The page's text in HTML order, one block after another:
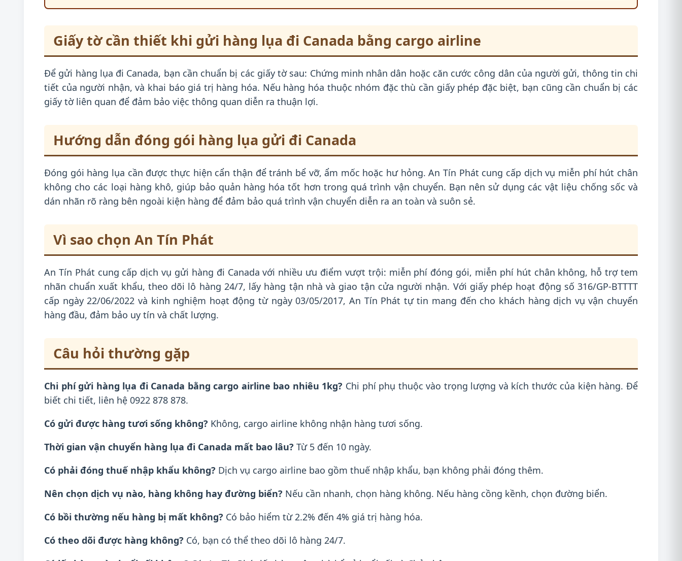
Giấy tờ cần thiết khi gửi hàng lụa đi Canada bằng cargo airline
Để gửi hàng lụa đi Canada, bạn cần chuẩn bị các giấy tờ sau: Chứng minh nhân dân hoặc căn cước công dân của người gửi, thông tin chi
tiết của người nhận, và khai báo giá trị hàng hóa. Nếu hàng hóa thuộc nhóm đặc thù cần giấy phép đặc biệt, bạn cũng cần chuẩn bị các
giấy tờ liên quan để đảm bảo việc thông quan diễn ra thuận lợi.
Hướng dẫn đóng gói hàng lụa gửi đi Canada
Đóng gói hàng lụa cần được thực hiện cẩn thận để tránh bể vỡ, ẩm mốc hoặc hư hỏng. An Tín Phát cung cấp dịch vụ miễn phí hút chân
không cho các loại hàng khô, giúp bảo quản hàng hóa tốt hơn trong quá trình vận chuyển. Bạn nên sử dụng các vật liệu chống sốc và
dán nhãn rõ ràng bên ngoài kiện hàng để đảm bảo quá trình vận chuyển diễn ra an toàn và suôn sẻ.
Vì sao chọn An Tín Phát
An Tín Phát cung cấp dịch vụ gửi hàng đi Canada với nhiều ưu điểm vượt trội: miễn phí đóng gói, miễn phí hút chân không, hỗ trợ tem
nhãn chuẩn xuất khẩu, theo dõi lô hàng 24/7, lấy hàng tận nhà và giao tận cửa người nhận. Với giấy phép hoạt động số 316/GP-BTTTT
cấp ngày 22/06/2022 và kinh nghiệm hoạt động từ ngày 03/05/2017, An Tín Phát tự tin mang đến cho khách hàng dịch vụ vận chuyển
hàng đầu, đảm bảo uy tín và chất lượng.
Câu hỏi thường gặp
Chi phí gửi hàng lụa đi Canada bằng cargo airline bao nhiêu 1kg? Chi phí phụ thuộc vào trọng lượng và kích thước của kiện hàng. Để
biết chi tiết, liên hệ 0922 878 878.
Có gửi được hàng tươi sống không? Không, cargo airline không nhận hàng tươi sống.
Thời gian vận chuyển hàng lụa đi Canada mất bao lâu? Từ 5 đến 10 ngày.
Có phải đóng thuế nhập khẩu không? Dịch vụ cargo airline bao gồm thuế nhập khẩu, bạn không phải đóng thêm.
Nên chọn dịch vụ nào, hàng không hay đường biển? Nếu cần nhanh, chọn hàng không. Nếu hàng cồng kềnh, chọn đường biển.
Có bồi thường nếu hàng bị mất không? Có bảo hiểm từ 2.2% đến 4% giá trị hàng hóa.
Có theo dõi được hàng không? Có, bạn có thể theo dõi lô hàng 24/7.